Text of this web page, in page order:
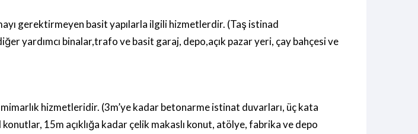
gerektirmeyen basit yapılarla ilgili hizmetlerdir. (Taş istinad
yardımcı binalar,trafo ve basit garaj, depo,açık pazar yeri, çay bahçesi ve
hizmetleridir. (3m’ye kadar betonarme istinat duvarları, üç kata
15m açıklığa kadar çelik makaslı konut, atölye, fabrika ve depo